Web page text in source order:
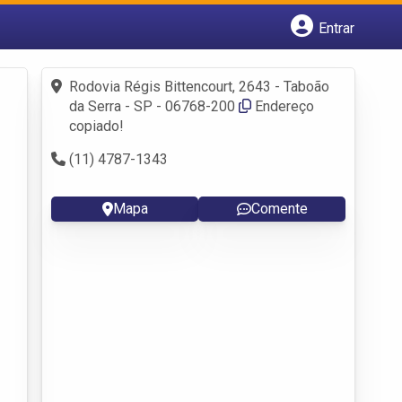
Entrar
Fazer login
Criar conta
Rodovia Régis Bittencourt, 2643 - Taboão
da Serra - SP - 06768-200
Endereço
copiado!
(11) 4787-1343
Mapa Comente